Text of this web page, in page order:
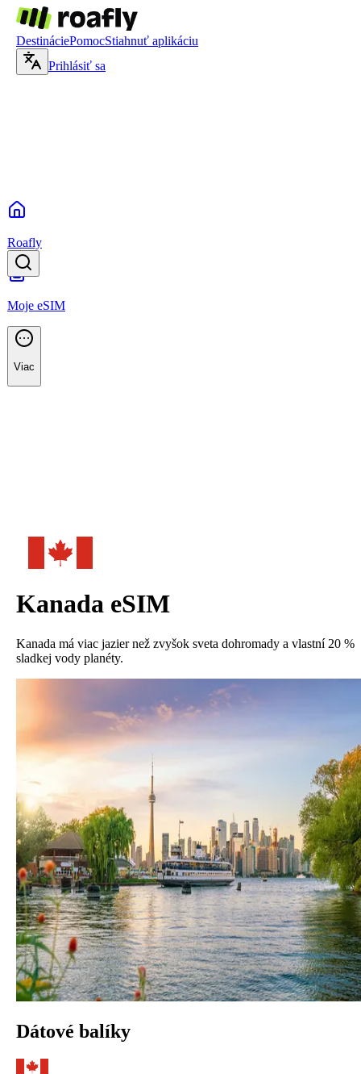
DestináciePomocStiahnuť aplikáciu
Prihlásiť sa
Roafly
Moje eSIM
Viac
Kanada eSIM
Kanada má viac jazier než zvyšok sveta dohromady a vlastní 20 %
sladkej vody planéty.
Dátové balíky